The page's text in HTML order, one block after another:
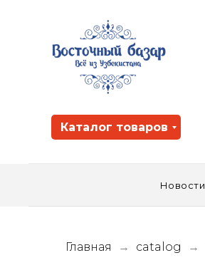
Каталог товаров
Новости
Главная catalog